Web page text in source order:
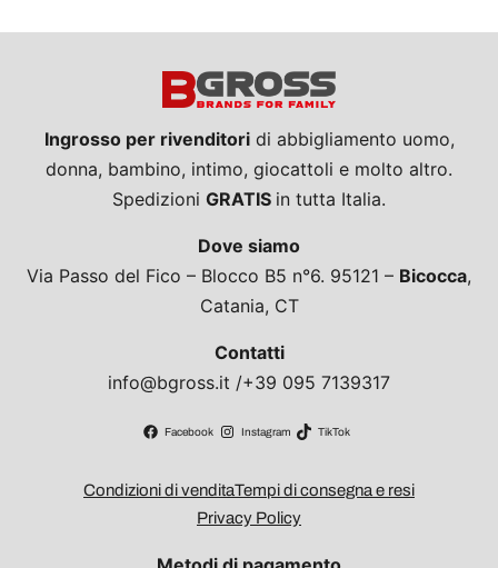
Ingrosso per rivenditoridi abbigliamento uomo,
donna, bambino, intimo, giocattoli e molto altro.
Spedizioni GRATIS in tutta Italia.
Dove siamo
Via Passo del Fico – Blocco B5 n°6. 95121 – Bicocca,
Catania, CT
Contatti
info@bgross.it /+39 095 7139317
Facebook Instagram TikTok
Condizioni di venditaTempi di consegna e resi
Privacy Policy